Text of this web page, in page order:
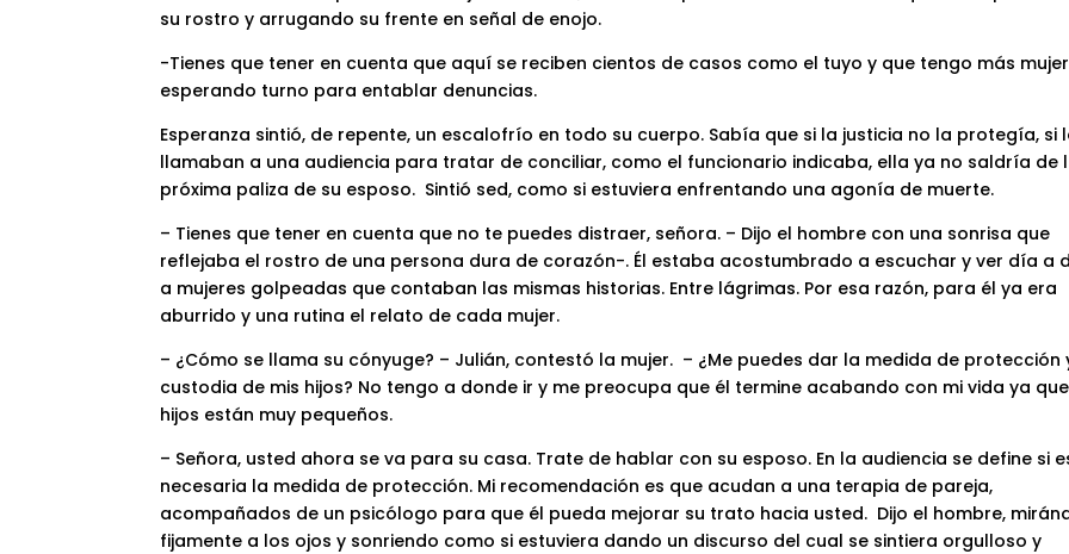
su rostro y arrugando su frente en señal de enojo.
-Tienes que tener en cuenta que aquí se reciben cientos de casos como el tuyo y que tengo más
esperando turno para entablar denuncias.
Esperanza sintió, de repente, un escalofrío en todo su cuerpo. Sabía que si la justicia no la protegía, si
llamaban a una audiencia para tratar de conciliar, como el funcionario indicaba, ella ya no saldría de
próxima paliza de su esposo. Sintió sed, como si estuviera enfrentando una agonía de muerte.
– Tienes que tener en cuenta que no te puedes distraer, señora. – Dijo el hombre con una sonrisa que
reflejaba el rostro de una persona dura de corazón-. Él estaba acostumbrado a escuchar y ver día a
a mujeres golpeadas que contaban las mismas historias. Entre lágrimas. Por esa razón, para él ya era
aburrido y una rutina el relato de cada mujer.
– ¿Cómo se llama su cónyuge? – Julián, contestó la mujer. – ¿Me puedes dar la medida de protección
custodia de mis hijos? No tengo a donde ir y me preocupa que él termine acabando con mi vida ya
hijos están muy pequeños.
– Señora, usted ahora se va para su casa. Trate de hablar con su esposo. En la audiencia se define si
necesaria la medida de protección. Mi recomendación es que acudan a una terapia de pareja,
acompañados de un psicólogo para que él pueda mejorar su trato hacia usted. Dijo el hombre,
fijamente a los ojos y sonriendo como si estuviera dando un discurso del cual se sintiera orgulloso y